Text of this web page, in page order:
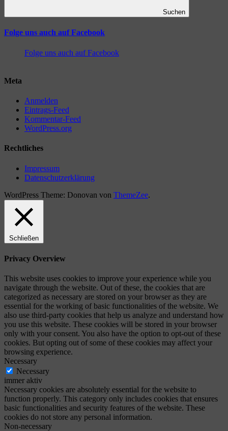
Suchen
Folge uns auch auf Facebook
Folge uns auch auf Facebook
Meta
Anmelden
Eintrags-Feed
Kommentar-Feed
WordPress.org
Rechtliches
Impressum
Datenschutzerklärung
WordPress Theme: Donovan von ThemeZee.
Schließen
Privacy Overview
This website uses cookies to improve your experience while you
navigate through the website. Out of these, the cookies that are
categorized as necessary are stored on your browser as they are
essential for the working of basic functionalities of the website. We
also use third-party cookies that help us analyze and understand how
you use this website. These cookies will be stored in your browser
only with your consent. You also have the option to opt-out of these
cookies. But opting out of some of these cookies may affect your
browsing experience.
Necessary
Necessary
immer aktiv
Necessary cookies are absolutely essential for the website to
function properly. This category only includes cookies that ensures
basic functionalities and security features of the website. These
cookies do not store any personal information.
Non-necessary